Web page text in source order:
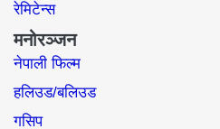
रेमिटेन्स
मनोरञ्जन
नेपाली फिल्म
हलिउड/बलिउड
गसिप